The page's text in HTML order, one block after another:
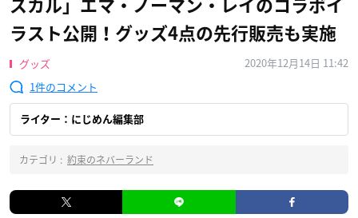
スカル」エマ・ノーマン・レイのコラボイ
ラスト公開！グッズ4点の先行販売も実施
グッズ
2020年12月14日 11:42
1
ライター：にじめん編集部
カテゴリ : 約束のネバーランド